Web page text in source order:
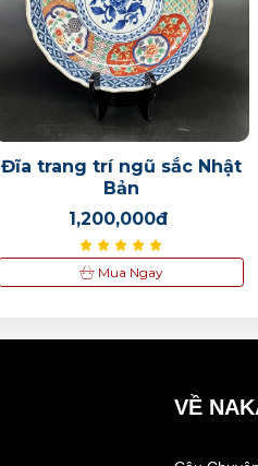
Đĩa trang trí ngũ sắc Nhật
Bản
1,200,000đ
Mua Ngay
VỀ